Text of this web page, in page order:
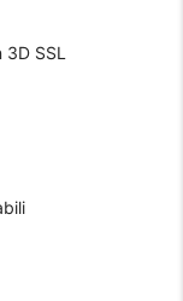
SSL